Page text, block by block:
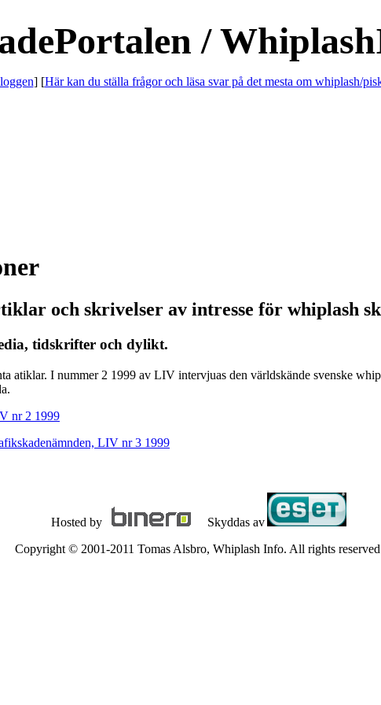
/
] [Här kan du ställa frågor och läsa svar på det mesta om whiplash/
och skrivelser av intresse för whiplash
tidskrifter och dylikt.
atiklar. I nummer 2 1999 av LIV intervjuas den världskände svenske
nr 2 1999
LIV nr 3 1999
Hosted by
Skyddas av
Copyright © 2001-2011 Tomas Alsbro, Whiplash Info. All rights